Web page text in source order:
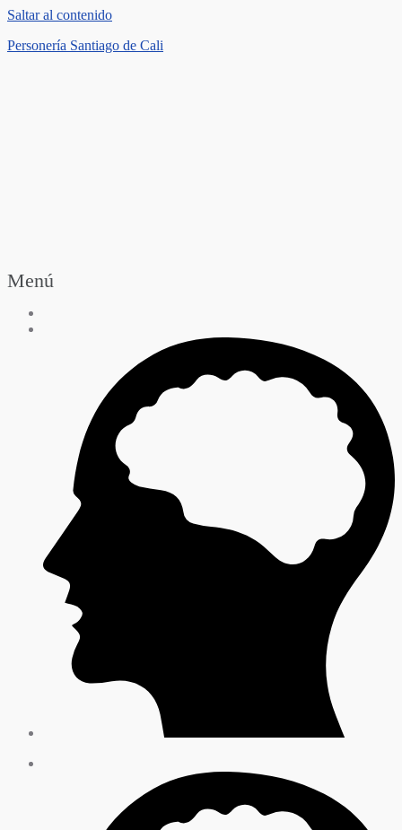
Saltar al contenido
Personería Santiago de Cali
Menú